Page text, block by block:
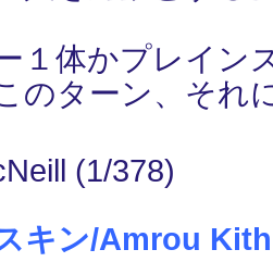
１体かプレイ
のターン、それ
(1/378)
キン/Amrou